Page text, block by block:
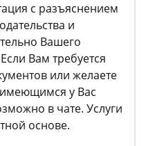
с разъяснением
и
Вашего
Вам требуется
или желаете
у Вас
в чате. Услуги
основе.